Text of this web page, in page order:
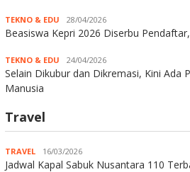
TEKNO & EDU 28/04/2026
Beasiswa Kepri 2026 Diserbu
TEKNO & EDU 24/04/2026
Selain Dikubur dan Dikremasi, Kini Ada
Manusia
Travel
TRAVEL 16/03/2026
Jadwal Kapal Sabuk Nusantara 110